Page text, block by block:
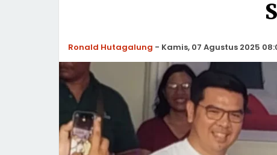
Ronald Hutagalung - Kamis, 07 Agustus 2025